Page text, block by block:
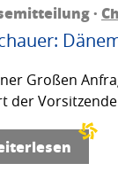
·
Großen
der